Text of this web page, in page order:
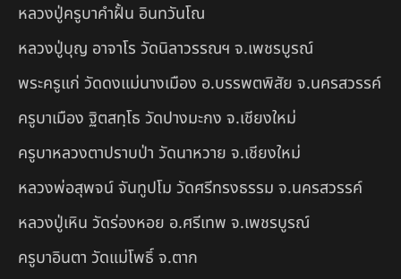
หลวงปู่ครูบาคำฝั้น อินทวันโณ
หลวงปู่บุญ อาจาโร วัดนิลาวรรณฯ จ.เพชรบูรณ์
พระครูแก่ วัดดงแม่นางเมือง อ.บรรพตพิสัย จ.นครสวรรค์
ครูบาเมือง ฐิตสทฺโธ วัดปางมะกง จ.เชียงใหม่
ครูบาหลวงตาปราบป่า วัดนาหวาย จ.เชียงใหม่
หลวงพ่อสุพจน์ จันทูปโม วัดศรีทรงธรรม จ.นครสวรรค์
หลวงปู่เหิน วัดร่องหอย อ.ศรีเทพ จ.เพชรบูรณ์
ครูบาอินตา วัดแม่โพธิ์ จ.ตาก